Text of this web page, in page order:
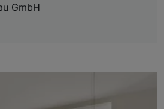
GmbH